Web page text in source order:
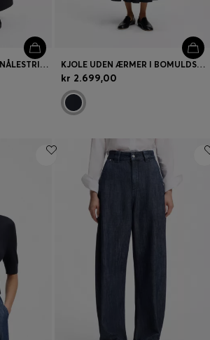
REGULAR FIT BUKSER I NÅLESTRIBET CREPE MED STRÆK KJOLE UDEN ÆRMER I BOMULDSPOPLIN
kr 2.699,00